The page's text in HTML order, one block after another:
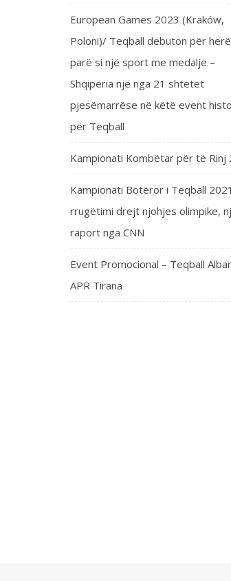
European Games 2023 (Kraków,
Poloni)/ Teqball debuton për
parë si një sport me medalje –
Shqipëria një nga 21 shtetet
pjesëmarrëse në këtë event
për Teqball
Kampionati Kombëtar për të Rinj
Kampionati Botëror i Teqball
rrugëtimi drejt njohjes olimpike,
raport nga CNN
Event Promocional – Teqball
APR Tirana